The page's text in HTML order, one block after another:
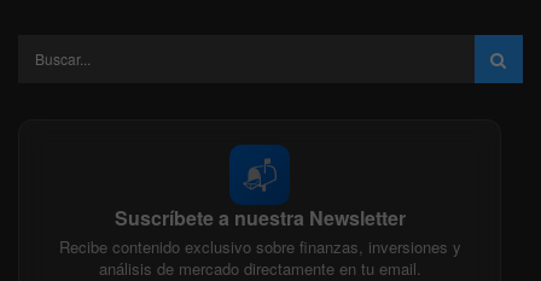
📬
Suscríbete a nuestra Newsletter
Recibe contenido exclusivo sobre finanzas, inversiones y
análisis de mercado directamente en tu email.